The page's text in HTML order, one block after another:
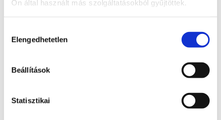
Ön által használt más szolgáltatásokból gyűjtöttek.
kiválasztása
Elengedhetetlen
Beállítások
Statisztikai